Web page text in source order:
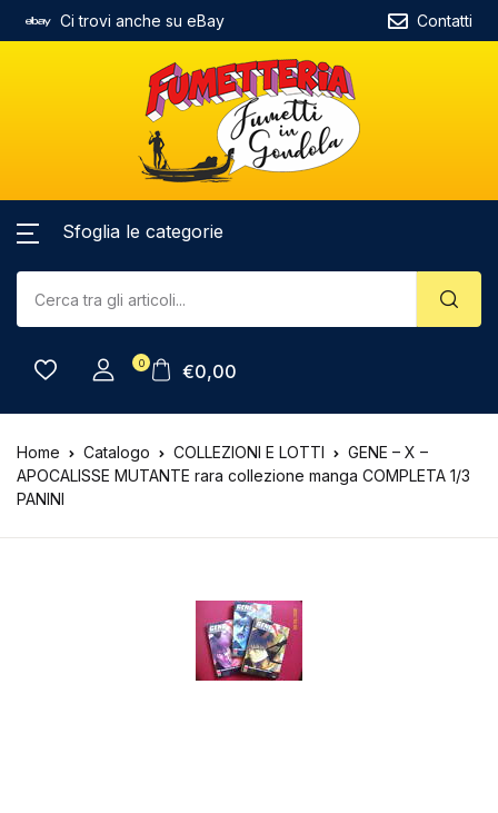
Ci trovi anche su eBay Contatti
Sfoglia le categorie
0 €0,00
Home Catalogo COLLEZIONI E LOTTI
GENE – X –
APOCALISSE MUTANTE rara collezione manga COMPLETA 1/3
PANINI